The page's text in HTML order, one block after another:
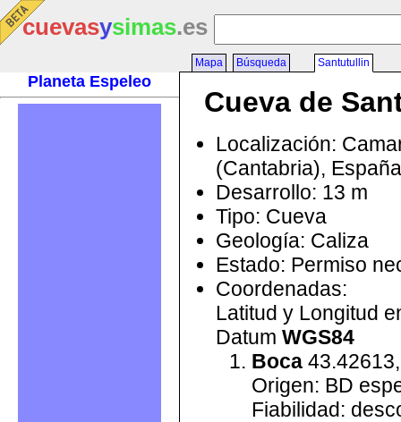
cuevasysimas.es
Planeta Espeleo
Mapa Búsqueda Santutullin
Cueva de
Localización:
(Cantabria), España
Desarrollo: 13 m
Tipo: Cueva
Geología: Caliza
Estado: Permiso
Coordenadas:
Latitud y Longitud
Datum WGS84
Boca
Origen: BD
Fiabilidad: